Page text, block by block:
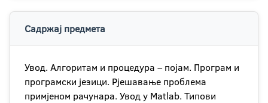
Садржај предмета
Увод. Алгоритам и процедура – појам. Програм и
програмски језици. Рјешавање проблема
примјеном рачунара. Увод у Matlab. Типови